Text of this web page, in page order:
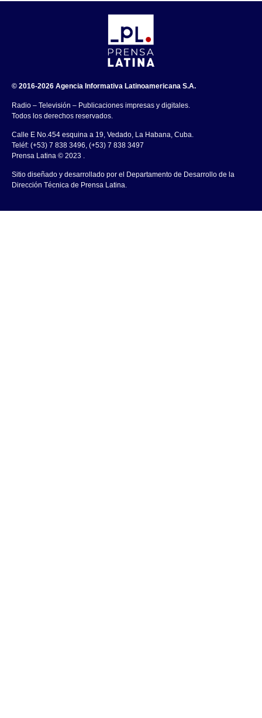
© 2016-2026 Agencia Informativa Latinoamericana S.A.
Radio – Televisión – Publicaciones impresas y digitales.
Todos los derechos reservados.
Calle E No.454 esquina a 19, Vedado, La Habana, Cuba.
Teléf: (+53) 7 838 3496, (+53) 7 838 3497
Prensa Latina © 2023 .
Sitio diseñado y desarrollado por el Departamento de Desarrollo de la
Dirección Técnica de Prensa Latina.